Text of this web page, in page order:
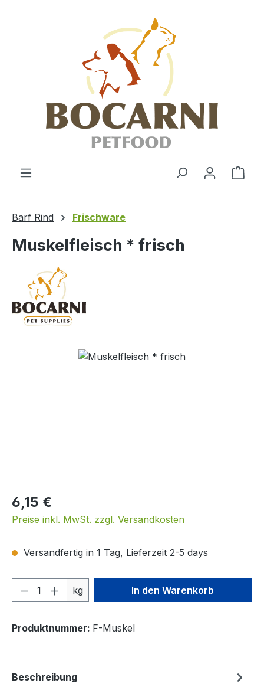
Barf Rind Frischware
Muskelfleisch * frisch
Bildergalerie überspringen
Regulärer Preis:
6,15 €
Preise inkl. MwSt. zzgl. Versandkosten
Versandfertig in 1 Tag, Lieferzeit 2-5 days
Produkt Anzahl: Gib den
kg In den Warenkorb
Produktnummer: F-Muskel
Beschreibung